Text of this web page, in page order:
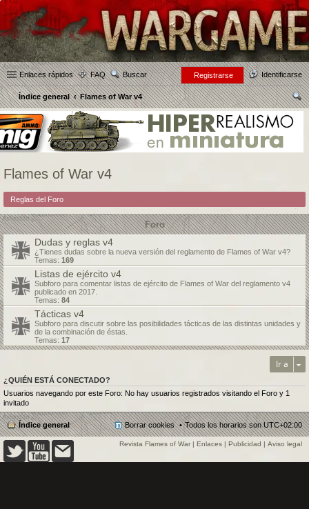
Enlaces rápidos FAQ Buscar Identificarse
Registrarse
Índice general
Flames of War v4
us
Flames of War v4
Reglas del Foro
Foro
Dudas y reglas v4
¿Tienes dudas sobre la nueva versión del reglamento de Flames of War v4?
Temas: 169
Listas de ejército v4
Subforo para comentar listas de ejército de Flames of War del reglamento v4
publicado en 2017.
Temas: 84
Tácticas v4
Subforo para discutir sobre las posibilidades tácticas de las distintas unidades y
de la combinación de éstas.
Temas: 17
Ir a
¿QUIÉN ESTÁ CONECTADO?
Usuarios navegando por este Foro: No hay usuarios registrados visitando el Foro y 1
invitado
Índice general Todos los horarios sonUTC+02:00
Borrar cookies
Revista Flames of War | Enlaces | Publicidad | Aviso legal